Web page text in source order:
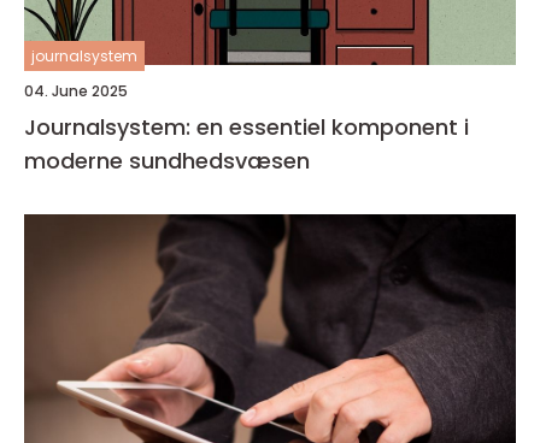
journalsystem
04. June 2025
Journalsystem: en essentiel komponent i
moderne sundhedsvæsen